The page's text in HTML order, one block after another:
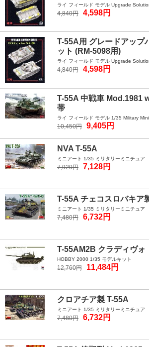
ライ フィールド モデル Upgrade
4,840円 4,598円
T-55A用 グレードアップ
ット (RM-5098用)
ライ フィールド モデル Upgrade
4,840円 4,598円
T-55A 中戦車 Mod.1981
帯
ライ フィールド モデル 1/35 Military
10,450円 9,405円
NVA T-55A
ミニアート 1/35 ミリタリーミニチュア
7,920円 7,128円
T-55A チェコスロバキア
ミニアート 1/35 ミリタリーミニチュア
7,480円 6,732円
T-55AM2B クラディヴォ
HOBBY 2000 1/35 モデルキット
12,760円 11,484円
クロアチア製 T-55A
ミニアート 1/35 ミリタリーミニチュア
7,480円 6,732円